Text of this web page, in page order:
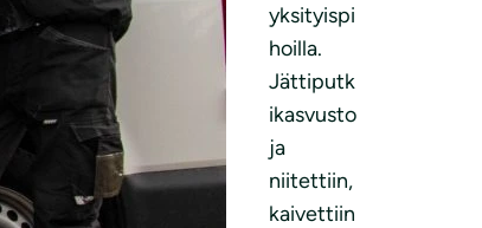
yksityispi
hoilla.
Jättiputk
ikasvusto
ja
niitettiin,
kaivettiin